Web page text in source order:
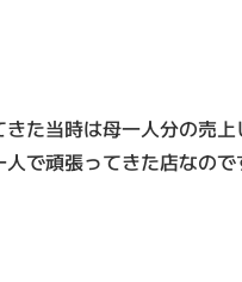
た当時は母一人分の売
で頑張ってきた店なの